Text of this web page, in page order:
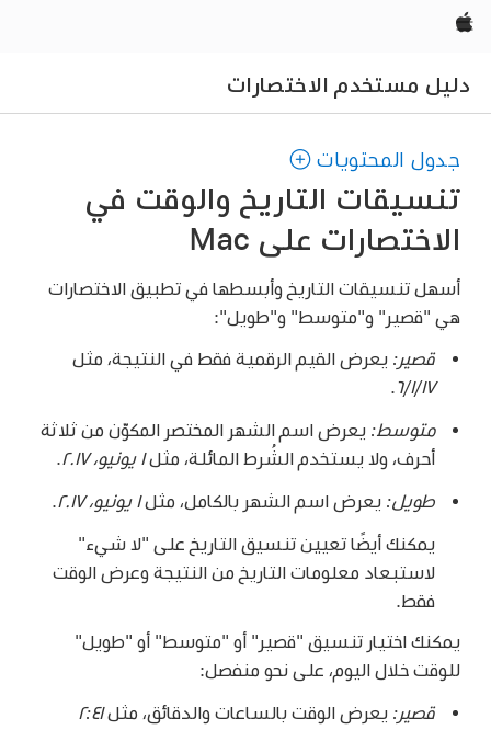
Apple‏
دليل مستخدم الاختصارات
جدول المحتويات
تنسيقات التاريخ والوقت في
الاختصارات على Mac
أسهل تنسيقات التاريخ وأبسطها في تطبيق الاختصارات
هي "قصير" و"متوسط" و"طويل":
قصير: يعرض القيم الرقمية فقط في النتيجة، مثل
٦/١/١٧
متوسط: يعرض اسم الشهر المختصر المكوّن من ثلاثة
أحرف، ولا يستخدم الشُرط المائلة، مثل١ يونيو، ٢٠١٧
طويل: يعرض اسم الشهر بالكامل، مثل١ يونيو، ٢٠١٧
يمكنك أيضًا تعيين تنسيق التاريخ على "لا شيء"
لاستبعاد معلومات التاريخ من النتيجة وعرض الوقت
فقط.
يمكنك اختيار تنسيق "قصير" أو "متوسط" أو "طويل"
للوقت خلال اليوم، على نحو منفصل:
قصير: يعرض الوقت بالساعات والدقائق، مثل٢:٤١